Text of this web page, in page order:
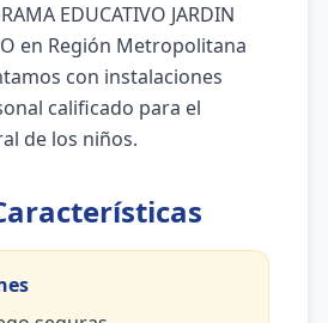
EDUCATIVO JARDIN
en Región Metropolitana
con instalaciones
calificado para el
de los niños.